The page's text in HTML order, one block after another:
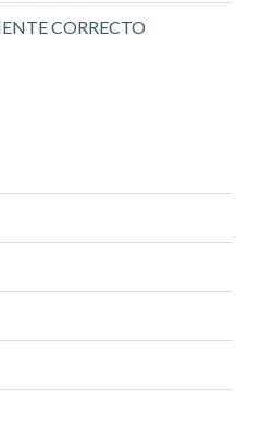
CORRECTO